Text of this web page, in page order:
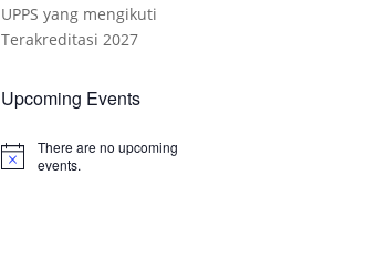
UPPS yang mengikuti
Terakreditasi 2027
Upcoming Events
Notice
There are no upcoming
events.